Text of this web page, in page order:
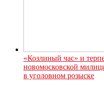
«Козлиный час» и
новомосковской
в уголовном розыске